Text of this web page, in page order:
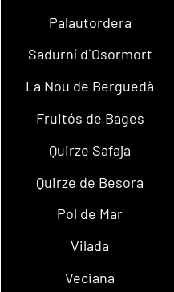
Palautordera
Sadurní d´Osormort
La Nou de Berguedà
Fruitós de Bages
Quirze Safaja
Quirze de Besora
Pol de Mar
Vilada
Veciana